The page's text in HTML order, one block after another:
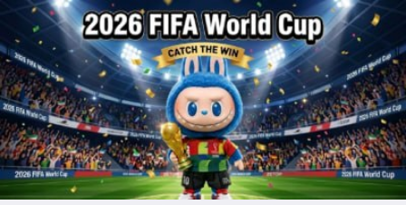
168直播(CHN)体育赛事免费观看-
Official Platform
页面错误！请稍后再试～
XML 地图